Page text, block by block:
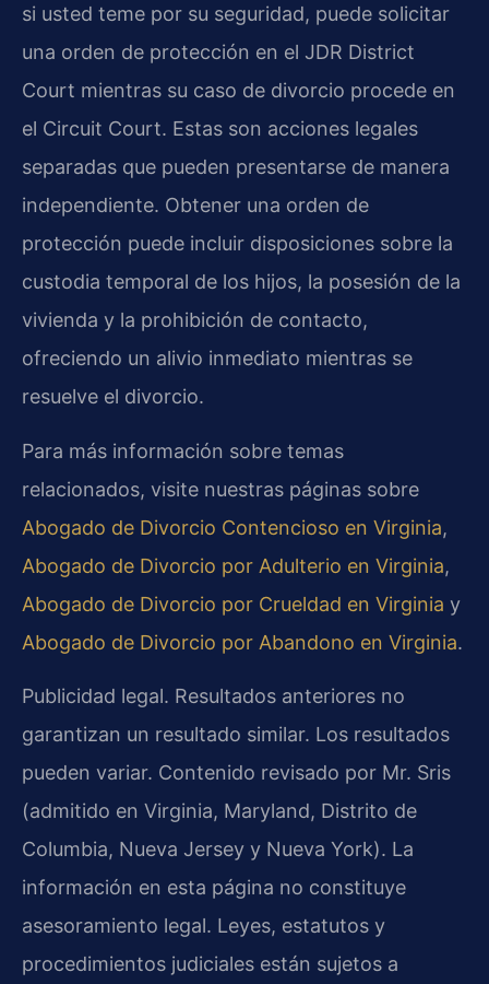
si usted teme por su seguridad, puede solicitar
una orden de protección en el JDR District
Court mientras su caso de divorcio procede en
el Circuit Court. Estas son acciones legales
separadas que pueden presentarse de manera
independiente. Obtener una orden de
protección puede incluir disposiciones sobre la
custodia temporal de los hijos, la posesión de la
vivienda y la prohibición de contacto,
ofreciendo un alivio inmediato mientras se
resuelve el divorcio.
Para más información sobre temas
relacionados, visite nuestras páginas sobre
Abogado de Divorcio Contencioso en Virginia,
Abogado de Divorcio por Adulterio en Virginia,
Abogado de Divorcio por Crueldad en Virginia y
Abogado de Divorcio por Abandono en Virginia.
Publicidad legal. Resultados anteriores no
garantizan un resultado similar. Los resultados
pueden variar. Contenido revisado por Mr. Sris
(admitido en Virginia, Maryland, Distrito de
Columbia, Nueva Jersey y Nueva York). La
información en esta página no constituye
asesoramiento legal. Leyes, estatutos y
procedimientos judiciales están sujetos a